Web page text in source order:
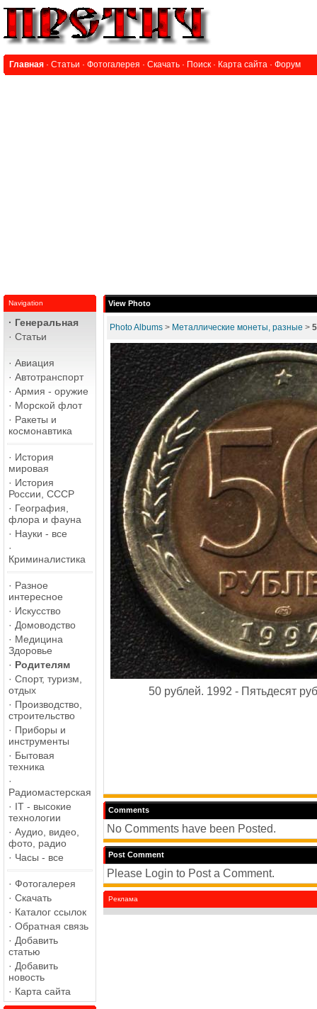
Главная · Статьи · Фотогалерея · Скачать · Поиск · Карта сайта · Форум
Navigation
· Генеральная
· Статьи
· Авиация
· Автотранспорт
· Армия - оружие
· Морской флот
· Ракеты и
космонавтика
· История
мировая
· История
России, СССР
· География,
флора и фауна
· Науки - все
·
Криминалистика
· Разное
интересное
· Искусство
· Домоводство
· Медицина
Здоровье
· Родителям
· Спорт, туризм,
отдых
· Производство,
строительство
· Приборы и
инструменты
· Бытовая
техника
·
Радиомастерская
· IT - высокие
технологии
· Аудио, видео,
фото, радио
· Часы - все
· Фотогалерея
· Скачать
· Каталог ссылок
· Обратная связь
· Добавить
статью
· Добавить
новость
· Карта сайта
View Photo
Photo Albums > Металлические монеты, разные >
50 рублей. 1992 - Пятьдесят
Comments
No Comments have been Posted.
Post Comment
Please Login to Post a Comment.
Реклама